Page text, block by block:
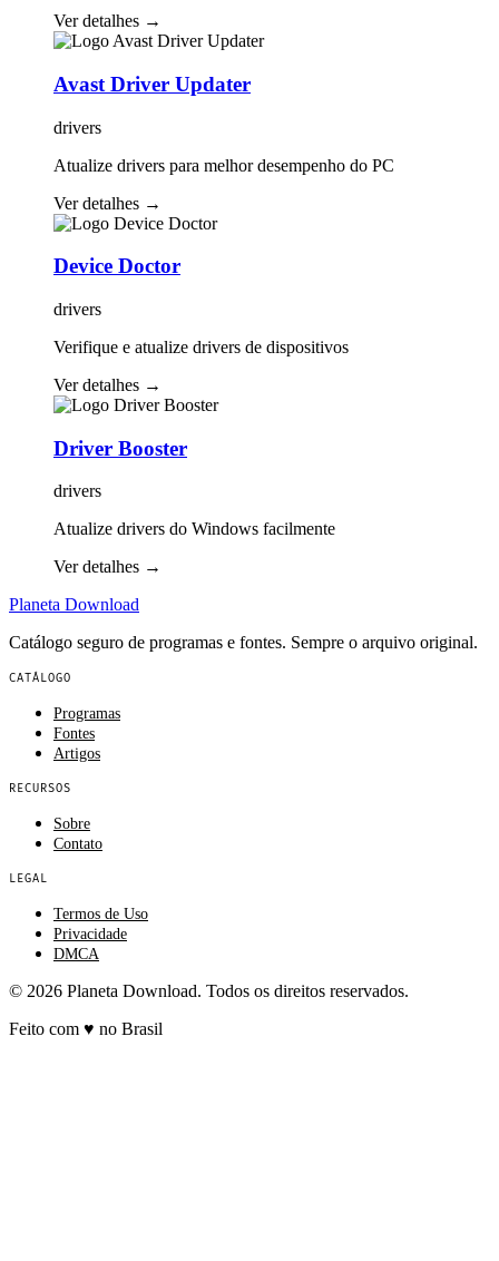
Ver detalhes →
Avast Driver Updater
drivers
Atualize drivers para melhor desempenho do PC
Ver detalhes →
Device Doctor
drivers
Verifique e atualize drivers de dispositivos
Ver detalhes →
Driver Booster
drivers
Atualize drivers do Windows facilmente
Ver detalhes →
Planeta Download
Catálogo seguro de programas e fontes. Sempre o arquivo original.
CATÁLOGO
Programas
Fontes
Artigos
RECURSOS
Sobre
Contato
LEGAL
Termos de Uso
Privacidade
DMCA
© 2026 Planeta Download. Todos os direitos reservados.
Feito com ♥ no Brasil